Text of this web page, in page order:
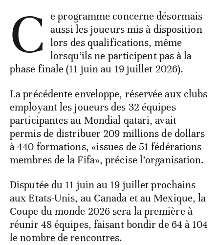
C e programme concerne désormais
aussi les joueurs mis à disposition
lors des qualifications, même
lorsqu’ils ne participent pas à la
phase finale (11 juin au 19 juillet 2026).
La précédente enveloppe, réservée aux clubs
employant les joueurs des 32 équipes
participantes au Mondial qatari, avait
permis de distribuer 209 millions de dollars
à 440 formations, «issues de 51 fédérations
membres de la Fifa», précise l’organisation.
Disputée du 11 juin au 19 juillet prochains
aux Etats-Unis, au Canada et au Mexique, la
Coupe du monde 2026 sera la première à
réunir 48 équipes, faisant bondir de 64 à 104
le nombre de rencontres.